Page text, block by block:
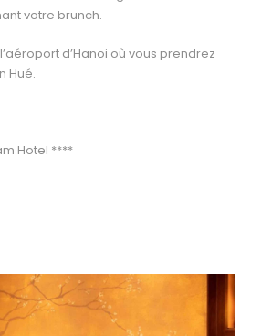
votre brunch.
d’Hanoi où vous prendrez
Hué.
Hotel ****